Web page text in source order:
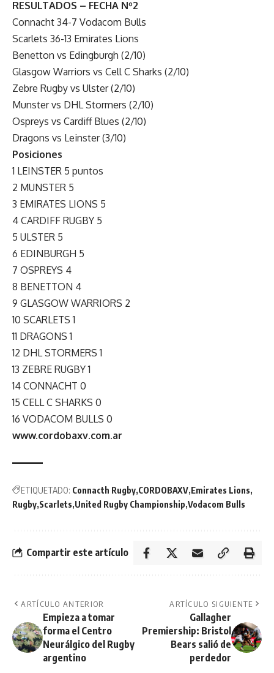
RESULTADOS – FECHA Nº2
Connacht 34-7 Vodacom Bulls
Scarlets 36-13 Emirates Lions
Benetton vs Edingburgh (2/10)
Glasgow Warriors vs Cell C Sharks (2/10)
Zebre Rugby vs Ulster (2/10)
Munster vs DHL Stormers (2/10)
Ospreys vs Cardiff Blues (2/10)
Dragons vs Leinster (3/10)
Posiciones
1 LEINSTER 5 puntos
2 MUNSTER 5
3 EMIRATES LIONS 5
4 CARDIFF RUGBY 5
5 ULSTER 5
6 EDINBURGH 5
7 OSPREYS 4
8 BENETTON 4
9 GLASGOW WARRIORS 2
10 SCARLETS 1
11 DRAGONS 1
12 DHL STORMERS 1
13 ZEBRE RUGBY 1
14 CONNACHT 0
15 CELL C SHARKS 0
16 VODACOM BULLS 0
www.cordobaxv.com.ar
ETIQUETADO: Connacth Rugby CORDOBAXV Emirates Lions
Rugby Scarlets United Rugby Championship Vodacom Bulls
Compartir este artículo
ARTÍCULO ANTERIOR
Empieza a tomar
forma el Centro
Neurálgico del Rugby
argentino
ARTÍCULO SIGUIENTE
Gallagher
Premiership: Bristol
Bears salió de
perdedor